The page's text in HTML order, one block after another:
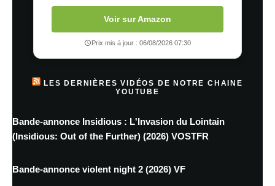
Voir sur Amazon
Prix mis à jour : 06/08/2026 07:30
LES DERNIÈRES VIDÉOS DE NOTRE CHAINE
YOUTUBE
Bande-annonce Insidious : L'Invasion du Lointain
(Insidious: Out of the Further) (2026) VOSTFR
Bande-annonce violent night 2 (2026) VF